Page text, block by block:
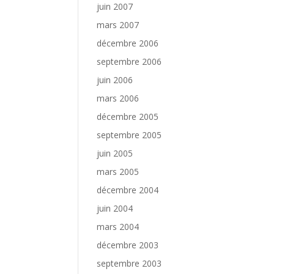
juin 2007
mars 2007
décembre 2006
septembre 2006
juin 2006
mars 2006
décembre 2005
septembre 2005
juin 2005
mars 2005
décembre 2004
juin 2004
mars 2004
décembre 2003
septembre 2003